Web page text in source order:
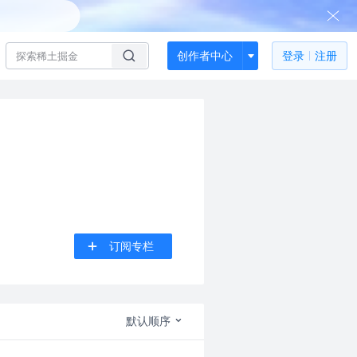
创作者中心 登录 注册
订阅专栏
默认顺序